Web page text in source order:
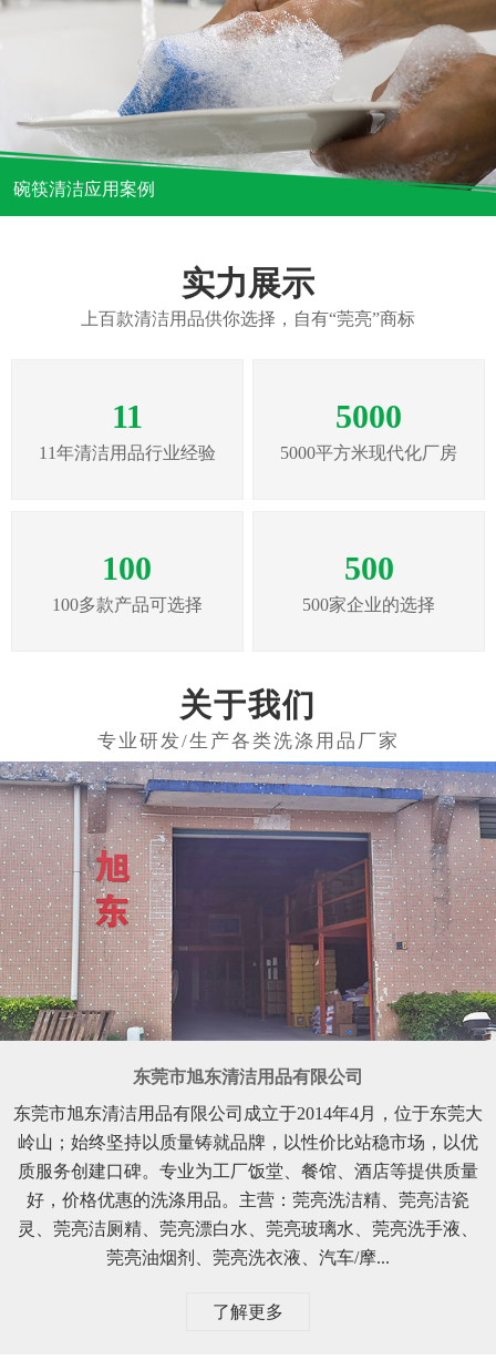
碗筷清洁应用案例
实力展示
上百款清洁用品供你选择，自有“莞亮”商标
11
11年清洁用品行业经验
5000
5000平方米现代化厂房
100
100多款产品可选择
500
500家企业的选择
关于我们
东莞市旭东清洁用品有限公司
东莞市旭东清洁用品有限公司成立于2014年4月，位于东莞大
岭山；始终坚持以质量铸就品牌，以性价比站稳市场，以优
质服务创建口碑。专业为工厂饭堂、餐馆、酒店等提供质量
好，价格优惠的洗涤用品。主营：莞亮洗洁精、莞亮洁瓷
灵、莞亮洁厕精、莞亮漂白水、莞亮玻璃水、莞亮洗手液、
莞亮油烟剂、莞亮洗衣液、汽车/摩...
了解更多